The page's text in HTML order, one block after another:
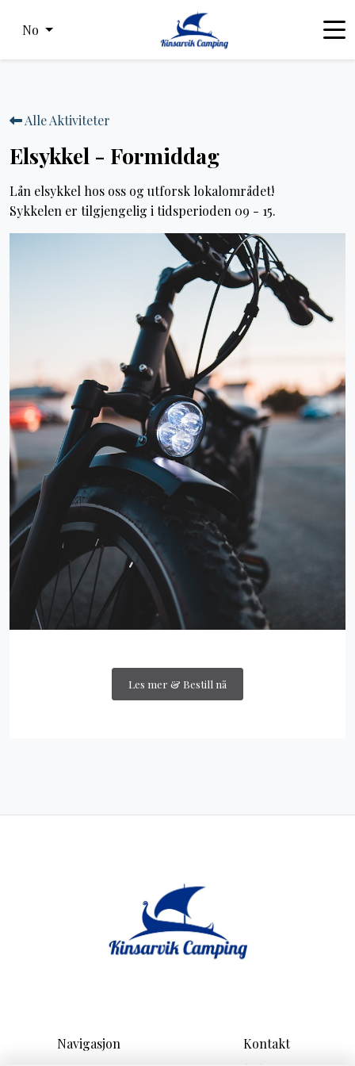
No
Alle Aktiviteter
Elsykkel - Formiddag
Lån elsykkel hos oss og utforsk lokalområdet!
Sykkelen er tilgjengelig i tidsperioden 09 - 15.
Les mer & Bestill nå
Navigasjon
Kontakt